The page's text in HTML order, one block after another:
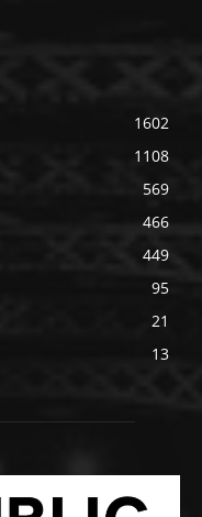
1602
1108
569
466
449
95
21
13